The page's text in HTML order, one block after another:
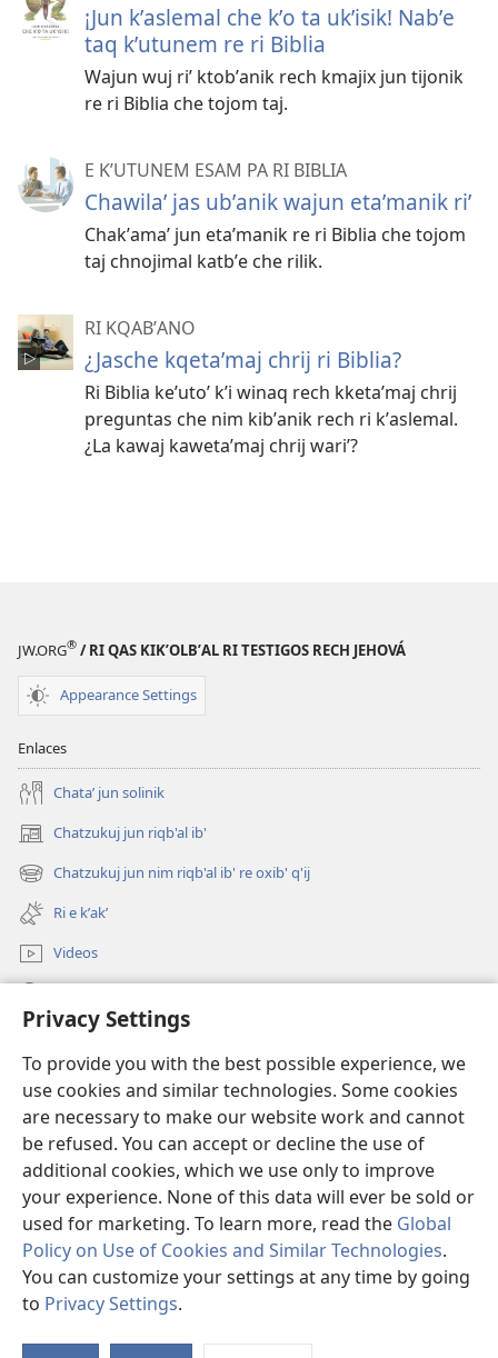
Privacy Settings
To provide you with the best possible experience, we
use cookies and similar technologies. Some cookies
are necessary to make our website work and cannot
be refused. You can accept or decline the use of
additional cookies, which we use only to improve
your experience. None of this data will ever be sold or
used for marketing. To learn more, read the Global
Policy on Use of Cookies and Similar Technologies.
You can customize your settings at any time by going
to Privacy Settings.
¡Jun kʼaslemal che kʼo ta ukʼisik! Nabʼe
taq kʼutunem re ri Biblia
Wajun wuj riʼ ktobʼanik rech kmajix jun tijonik
re ri Biblia che tojom taj.
E KʼUTUNEM ESAM PA RI BIBLIA
Chawilaʼ jas ubʼanik wajun etaʼmanik riʼ
Chakʼamaʼ jun etaʼmanik re ri Biblia che tojom
taj chnojimal katbʼe che rilik.
RI KQABʼANO
¿Jasche kqetaʼmaj chrij ri Biblia?
Ri Biblia keʼutoʼ kʼi winaq rech kketaʼmaj chrij
preguntas che nim kibʼanik rech ri kʼaslemal.
¿La kawaj kawetaʼmaj chrij wariʼ?
JW.ORG® / RI QAS KIKʼOLBʼAL RI TESTIGOS RECH JEHOVÁ
Appearance Settings
Enlaces
Chataʼ jun solinik
Chatzukuj jun riqb'al ib'
(opens
new
window)
Chatzukuj jun nim riqb'al ib' re oxib' q'ij
(opens
new
window)
Ri e kʼakʼ
Videos
(opens
window)UK'OLB'AL WUJ PA INTERNET Watchtower™
(opens
new
window)JW Hub ®
(opens
new
window)
Copyright© 2026 Watch Tower Bible and Tract Society of Pennsylvania.
RI KTAʼ CHAWE CHIʼ KAKOJO
WARAL